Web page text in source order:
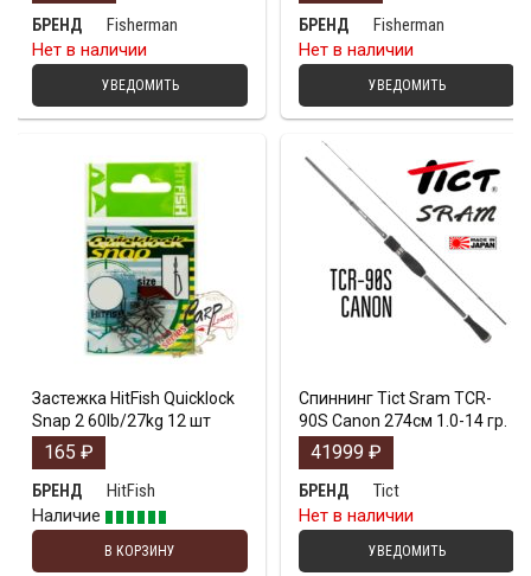
БРЕНД
Fisherman
Нет в наличии
УВЕДОМИТЬ
БРЕНД
Fisherman
Нет в наличии
УВЕДОМИТЬ
Застежка HitFish Quicklock
Snap 2 60lb/27kg 12 шт
165 ₽
БРЕНД
HitFish
Наличие
В КОРЗИНУ
Спиннинг Tict Sram TCR-
90S Canon 274см 1.0-14 гр.
41999 ₽
БРЕНД
Tict
Нет в наличии
УВЕДОМИТЬ